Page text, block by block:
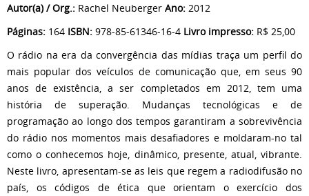
Autor(a) / Org.: Rachel Neuberger Ano: 2012
Páginas: 164 ISBN: 978-85-61346-16-4 Livro impresso: R$ 25,00
O rádio na era da convergência das mídias traça um perfil do
mais popular dos veículos de comunicação que, em seus 90
anos de existência, a ser completados em 2012, tem uma
história de superação. Mudanças tecnológicas e de
programação ao longo dos tempos garantiram a sobrevivência
do rádio nos momentos mais desafiadores e moldaram-no tal
como o conhecemos hoje, dinâmico, presente, atual, vibrante.
Neste livro, apresentam-se as leis que regem a radiodifusão no
país, os códigos de ética que orientam o exercício dos